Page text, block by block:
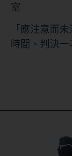
室
「應注意而
時間、判決一